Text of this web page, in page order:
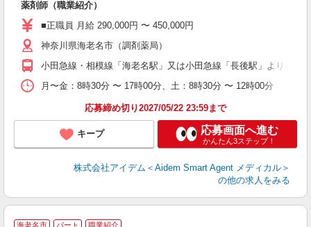
薬剤師（職業紹介）
■正職員 月給 290,000円 〜 450,000円
神奈川県海老名市（調剤薬局）
小田急線・相模線「海老名駅」又は小田急線「長後駅」よりバス
月〜金：8時30分 〜 17時00分、土：8時30分 〜 12時00分
応募締め切り2027/05/22 23:59まで
キープ 応募画面へ進む
かんたん3ステップ！
株式会社アイデム＜Aidem Smart Agent メディカル＞
の他の求人をみる
海老名市 パート 職業紹介